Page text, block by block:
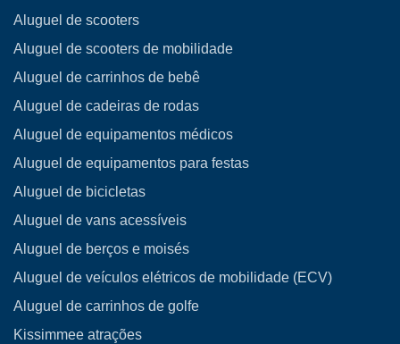
Aluguel de scooters
Aluguel de scooters de mobilidade
Aluguel de carrinhos de bebê
Aluguel de cadeiras de rodas
Aluguel de equipamentos médicos
Aluguel de equipamentos para festas
Aluguel de bicicletas
Aluguel de vans acessíveis
Aluguel de berços e moisés
Aluguel de veículos elétricos de mobilidade (ECV)
Aluguel de carrinhos de golfe
Kissimmee atrações